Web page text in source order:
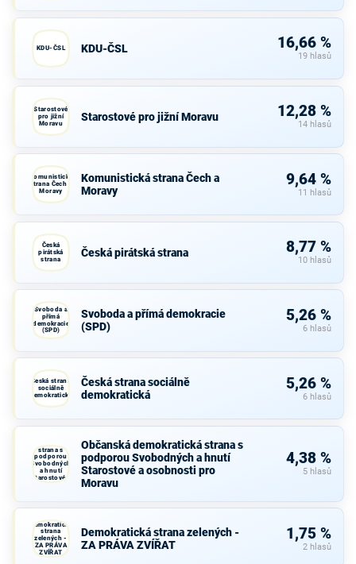
KDU-ČSL KDU-ČSL 16,66 %
19 hlasů
Starostové
pro jižní
Moravu
Starostové pro jižní Moravu 12,28 %
14 hlasů
Komunistická
strana Čech a
Moravy
Komunistická strana Čech a
Moravy
9,64 %
11 hlasů
Česká
pirátská
strana
Česká pirátská strana 8,77 %
10 hlasů
Svoboda a
přímá
demokracie
(SPD)
Svoboda a přímá demokracie
(SPD)
5,26 %
6 hlasů
Česká strana
sociálně
demokratická
Česká strana sociálně
demokratická
5,26 %
6 hlasů
strana s
podporou
Svobodných
a hnutí
Starostové a
osobnosti
Občanská demokratická strana s
podporou Svobodných a hnutí
Starostové a osobnosti pro
Moravu
4,38 %
5 hlasů
Demokratická
strana
zelených -
ZA PRÁVA
ZVÍŘAT
Demokratická strana zelených -
ZA PRÁVA ZVÍŘAT
1,75 %
2 hlasů